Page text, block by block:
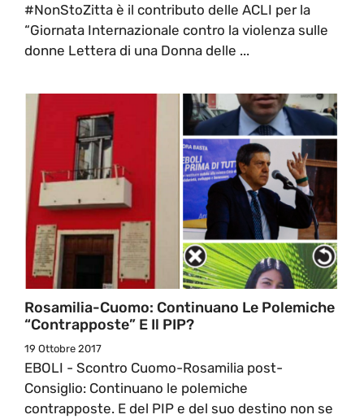
#NonStoZitta è il contributo delle ACLI per la
“Giornata Internazionale contro la violenza sulle
donne Lettera di una Donna delle ...
Rosamilia-Cuomo: Continuano Le Polemiche
“contrapposte” E Il PIP?
19 Ottobre 2017
EBOLI - Scontro Cuomo-Rosamilia post-
Consiglio: Continuano le polemiche
contrapposte. E del PIP e del suo destino non se